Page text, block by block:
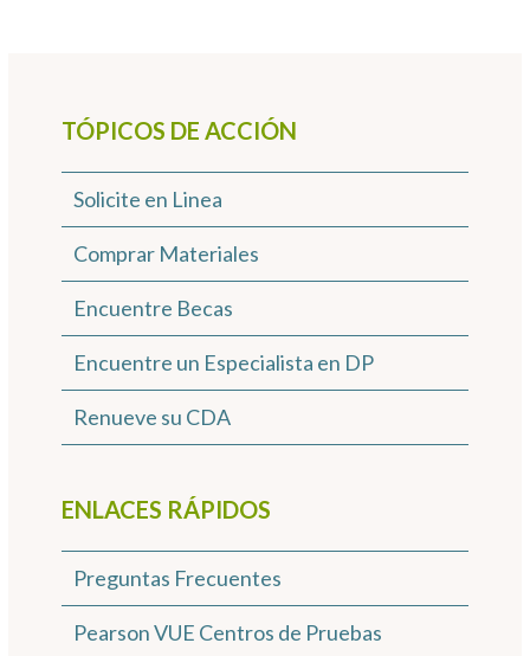
TÓPICOS DE ACCIÓN
Solicite en Linea
Comprar Materiales
Encuentre Becas
Encuentre un Especialista en DP
Renueve su CDA
ENLACES RÁPIDOS
Preguntas Frecuentes
Pearson VUE Centros de Pruebas